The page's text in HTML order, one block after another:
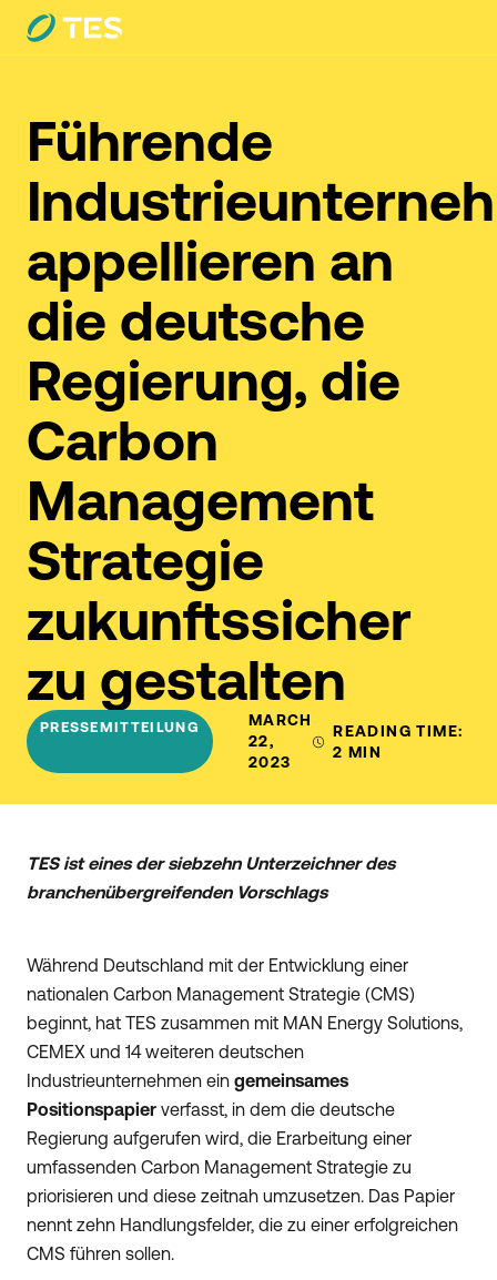
Führende
appellieren an
die deutsche
Regierung, die
Carbon
Management
Strategie
zukunftssicher
zu gestalten
PRESSEMITTEILUNG
MARCH
22,
2023
READING TIME:
2 MIN
TES ist eines der siebzehn Unterzeichner des
branchenübergreifenden Vorschlags
Während Deutschland mit der Entwicklung einer
nationalen Carbon Management Strategie (CMS)
beginnt, hat TES zusammen mit MAN Energy Solutions,
CEMEX und 14 weiteren deutschen
Industrieunternehmen ein gemeinsames
Positionspapier verfasst, in dem die deutsche
Regierung aufgerufen wird, die Erarbeitung einer
umfassenden Carbon Management Strategie zu
priorisieren und diese zeitnah umzusetzen. Das Papier
nennt zehn Handlungsfelder, die zu einer erfolgreichen
CMS führen sollen.